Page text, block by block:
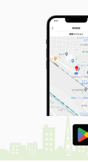
専有面積
間取り
兵庫県姫路市北条
価 格
住 所
専有面積
間取り
兵庫県神戸市西区中野
価 格
住 所